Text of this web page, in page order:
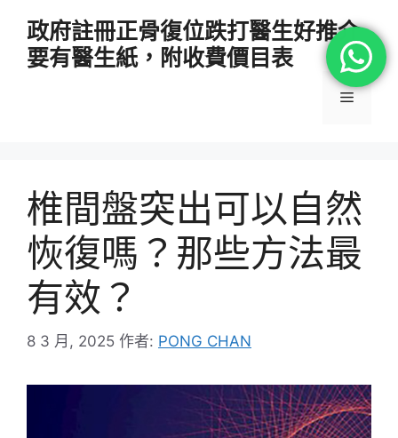
政府註冊正骨復位跌打醫生好推介
要有醫生紙，附收費價目表
選
椎間盤突出可以自然
恢復嗎？那些方法最
有效？
8 3 月, 2025 作者: PONG CHAN